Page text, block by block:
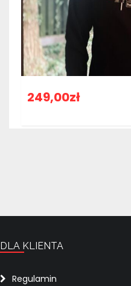
249,00zł
DLA KLIENTA
Regulamin